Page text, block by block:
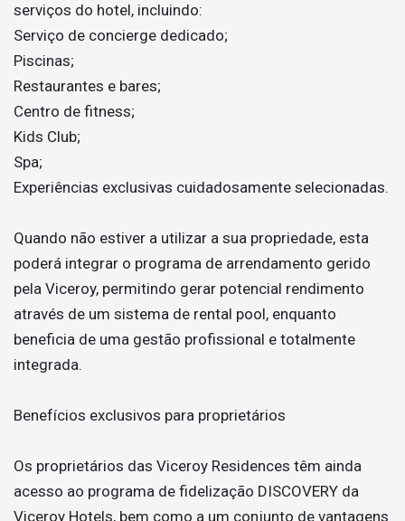
serviços do hotel, incluindo:
Serviço de concierge dedicado;
Piscinas;
Restaurantes e bares;
Centro de fitness;
Kids Club;
Spa;
Experiências exclusivas cuidadosamente selecionadas.
Quando não estiver a utilizar a sua propriedade, esta
poderá integrar o programa de arrendamento gerido
pela Viceroy, permitindo gerar potencial rendimento
através de um sistema de rental pool, enquanto
beneficia de uma gestão profissional e totalmente
integrada.
Benefícios exclusivos para proprietários
Os proprietários das Viceroy Residences têm ainda
acesso ao programa de fidelização DISCOVERY da
Viceroy Hotels, bem como a um conjunto de vantagens